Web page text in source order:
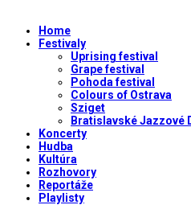
Home
Festivaly
Uprising festival
Grape festival
Pohoda festival
Colours of Ostrava
Sziget
Bratislavské Jazzové
Koncerty
Hudba
Kultúra
Rozhovory
Reportáže
Playlisty